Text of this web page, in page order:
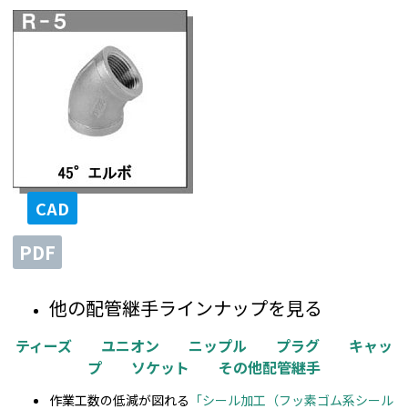
CAD
PDF
他の配管継手ラインナップを見る
ティーズ ユニオン ニップル プラグ
キャッ
プ
ソケット その他配管継手
作業工数の低減が図れる 「シール加工（フッ素ゴム系シール